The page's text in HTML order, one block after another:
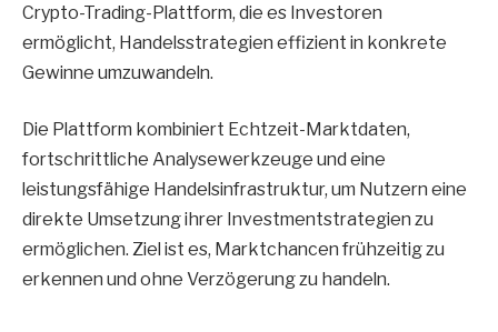
Crypto-Trading-Plattform, die es Investoren
ermöglicht, Handelsstrategien effizient in konkrete
Gewinne umzuwandeln.
Die Plattform kombiniert Echtzeit-Marktdaten,
fortschrittliche Analysewerkzeuge und eine
leistungsfähige Handelsinfrastruktur, um Nutzern eine
direkte Umsetzung ihrer Investmentstrategien zu
ermöglichen. Ziel ist es, Marktchancen frühzeitig zu
erkennen und ohne Verzögerung zu handeln.